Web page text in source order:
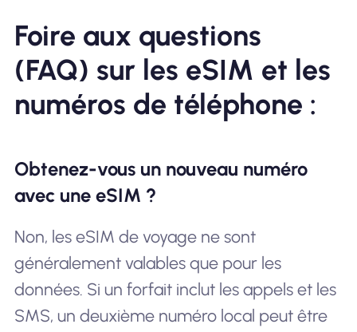
Foire aux questions
(FAQ) sur les eSIM et les
numéros de téléphone :
Obtenez-vous un nouveau numéro
avec une eSIM ?
Non, les eSIM de voyage ne sont
généralement valables que pour les
données. Si un forfait inclut les appels et les
SMS, un deuxième numéro local peut être